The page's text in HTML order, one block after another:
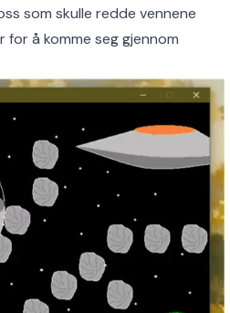
som skulle redde vennene
for å komme seg gjennom